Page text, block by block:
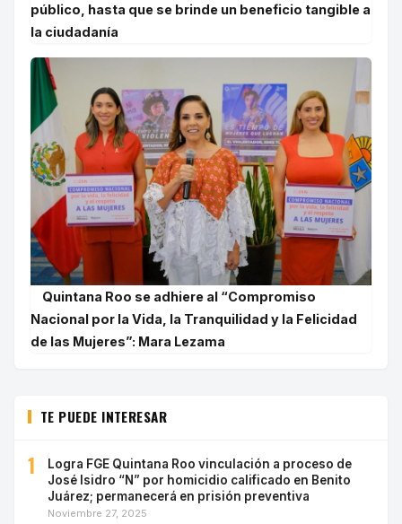
público, hasta que se brinde un beneficio tangible a
la ciudadanía
Quintana Roo se adhiere al “Compromiso
Nacional por la Vida, la Tranquilidad y la Felicidad
de las Mujeres”: Mara Lezama
TE PUEDE INTERESAR
1
Logra FGE Quintana Roo vinculación a proceso de
José Isidro “N” por homicidio calificado en Benito
Juárez; permanecerá en prisión preventiva
Noviembre 27, 2025